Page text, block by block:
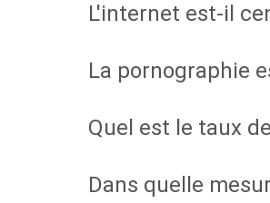
L'internet est-il
La pornographie
Quel est le taux
Dans quelle